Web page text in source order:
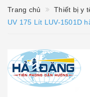
Trang chủ Thiết bị y
UV 175 Lít LUV-1501D